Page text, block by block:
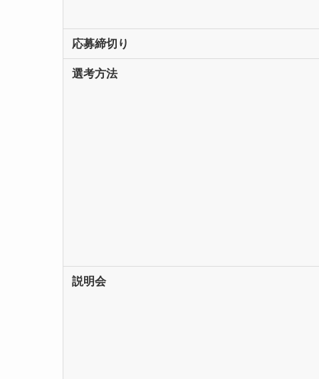
応募締切り
選考方法
説明会